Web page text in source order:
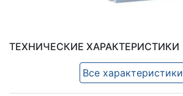
ТЕХНИЧЕСКИЕ ХАРАКТЕРИСТИКИ
Все характеристики